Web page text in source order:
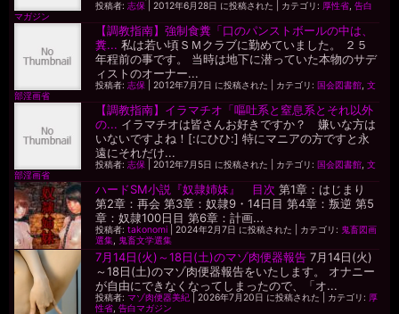
投稿者:志保 |2012年6月28日 に投稿された カテゴリ: 厚性省,告白
マガジン
【調教指南】強制食糞「口のパンストボールの中は、
糞... 私は若い頃ＳＭクラブに勤めていました。 ２５
年程前の事です。 当時は地下に潜っていた本物のサデ
ィストのオーナー...
投稿者:志保 |2012年7月7日 に投稿された カテゴリ:国会図書館,文
部淫画省
【調教指南】イラマチオ「嘔吐系と窒息系とそれ以外
の... イラマチオは皆さんお好きですか？ 嫌いな方は
いないですよね！[:にひひ:] 特にマニアの方ですと永
遠にそれだけ...
投稿者:志保 |2012年7月5日 に投稿された カテゴリ:国会図書館,文
部淫画省
ハードSM小説『奴隷姉妹』 目次 第1章：はじまり
第2章：再会 第3章：奴隷9・14日目 第4章：叛逆 第5
章：奴隷100日目 第6章：計画...
投稿者:takonomi |2024年2月7日 に投稿された カテゴリ: 鬼畜図画
選集, 鬼畜文学選集
7月14日(火)～18日(土)のマゾ肉便器報告 7月14日(火)
～18日(土)のマゾ肉便器報告をいたします。 オナニー
が自由にできなくなってしまったので、「オ...
投稿者:マゾ肉便器美紀 |2026年7月20日 に投稿された カテゴリ: 厚
性省,告白マガジン